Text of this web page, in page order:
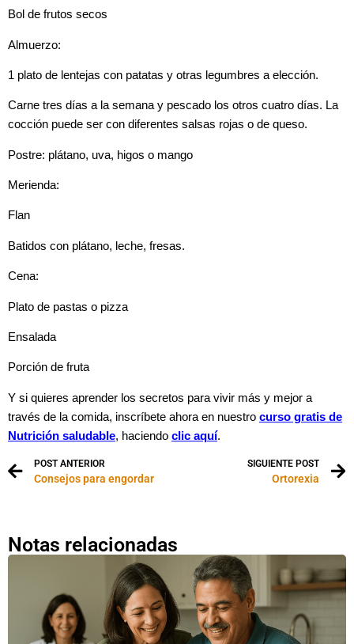
Bol de frutos secos
Almuerzo:
1 plato de lentejas con patatas y otras legumbres a elección.
Carne tres días a la semana y pescado los otros cuatro días. La
cocción puede ser con diferentes salsas rojas o de queso.
Postre: plátano, uva, higos o mango
Merienda:
Flan
Batidos con plátano, leche, fresas.
Cena:
Plato de pastas o pizza
Ensalada
Porción de fruta
Y si quieres aprender los secretos para vivir más y mejor a
través de la comida, inscríbete ahora en nuestro curso gratis de
Nutrición saludable, haciendo clic aquí.
POST ANTERIOR
Consejos para engordar
SIGUIENTE POST
Ortorexia
Notas relacionadas